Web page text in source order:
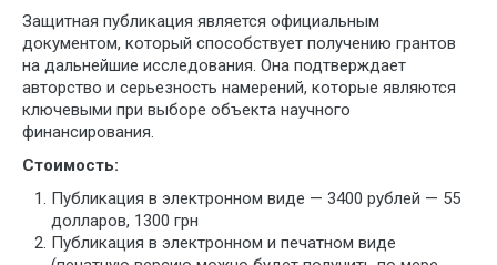
Защитная публикация является официальным
документом, который способствует получению грантов
на дальнейшие исследования. Она подтверждает
авторство и серьезность намерений, которые являются
ключевыми при выборе объекта научного
финансирования.
Стоимость:
Публикация в электронном виде — 3400 рублей — 55
долларов, 1300 грн
Публикация в электронном и печатном виде